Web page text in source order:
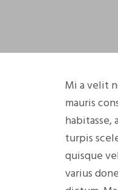
Mi a velit
mauris
habitasse,
turpis
quisque
varius